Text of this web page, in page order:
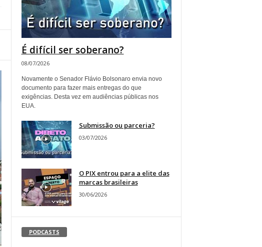
É difícil ser soberano?
08/07/2026
Novamente o Senador Flávio Bolsonaro envia novo
documento para fazer mais entregas do que
exigências. Desta vez em audiências públicas nos
EUA.
Submissão ou parceria?
03/07/2026
O PIX entrou para a elite das
marcas brasileiras
30/06/2026
PODCASTS